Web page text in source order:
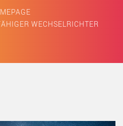
WECHSELRICHTER